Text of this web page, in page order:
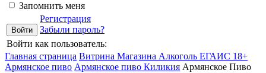
Запомнить меня
Регистрация
Забыли пароль?
Войти как пользователь:
Главная страница Витрина Магазина Алкоголь ЕГАИС 18+
Армянское пиво Армянское пиво Киликия Армянское Пиво